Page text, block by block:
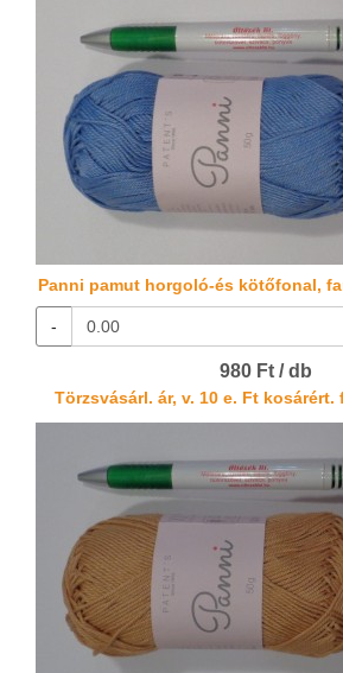
Panni pamut horgoló-és kötőfonal,
-
980 Ft / db
Törzsvásárl. ár, v. 10 e. Ft kosárért.